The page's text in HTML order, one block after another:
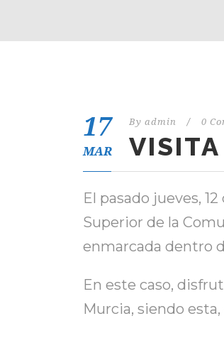
17
MAR
By admin / 0
El pasado jueves,
Superior de la
enmarcada dentro
En este caso,
Murcia, siendo